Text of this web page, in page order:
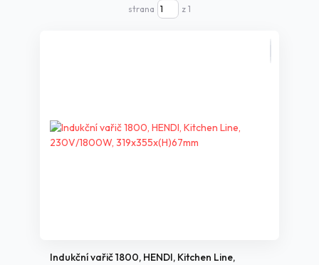
strana
z 1
Indukční vařič 1800, HENDI, Kitchen Line,